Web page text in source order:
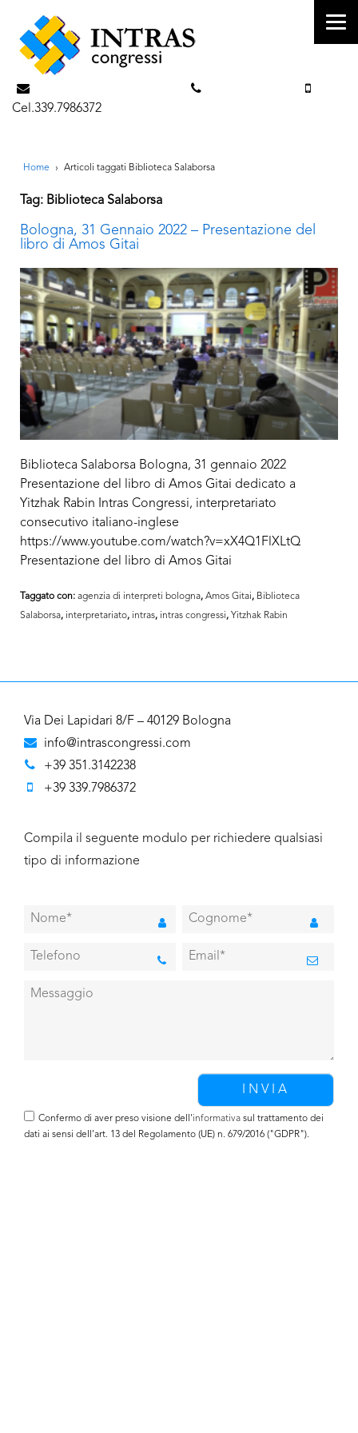
Cel.339.7986372
Home › Articoli taggati Biblioteca Salaborsa
Tag: Biblioteca Salaborsa
Bologna, 31 Gennaio 2022 – Presentazione del
libro di Amos Gitai
Biblioteca Salaborsa Bologna, 31 gennaio 2022
Presentazione del libro di Amos Gitai dedicato a
Yitzhak Rabin Intras Congressi, interpretariato
consecutivo italiano-inglese
https://www.youtube.com/watch?v=xX4Q1FlXLtQ
Presentazione del libro di Amos Gitai
Taggato con: agenzia di interpreti bologna, Amos Gitai, Biblioteca
Salaborsa, interpretariato, intras, intras congressi, Yitzhak Rabin
Via Dei Lapidari 8/F – 40129 Bologna
info@intrascongressi.com
+39 351.3142238
+39 339.7986372
Compila il seguente modulo per richiedere qualsiasi
tipo di informazione
Confermo di aver preso visione dell'informativa sul trattamento dei
dati ai sensi dell’art. 13 del Regolamento (UE) n. 679/2016 ("GDPR").